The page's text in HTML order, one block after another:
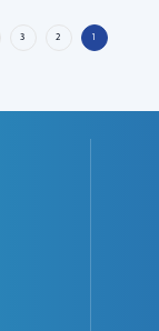
1
2
3